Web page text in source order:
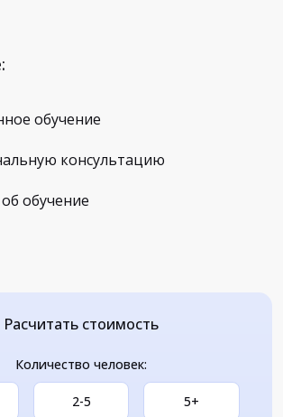
обучение
консультацию
обучение
Расчитать стоимость
Количество человек:
2-5 5+